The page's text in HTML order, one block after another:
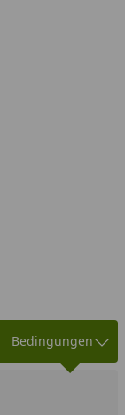
Bedingungen